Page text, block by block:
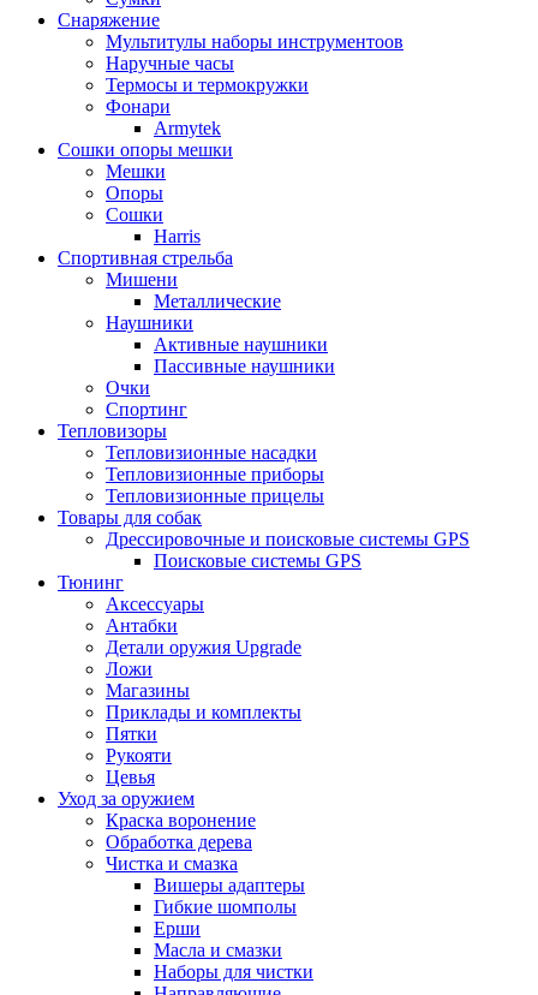
Снаряжение
Мультитулы наборы инструментоов
Наручные часы
Термосы и термокружки
Фонари
Armytek
Сошки опоры мешки
Мешки
Опоры
Сошки
Harris
Спортивная стрельба
Мишени
Металлические
Наушники
Активные наушники
Пассивные наушники
Очки
Спортинг
Тепловизоры
Тепловизионные насадки
Тепловизионные приборы
Тепловизионные прицелы
Товары для собак
Дрессировочные и поисковые системы GPS
Поисковые системы GPS
Тюнинг
Аксессуары
Антабки
Детали оружия Upgrade
Ложи
Магазины
Приклады и комплекты
Пятки
Рукояти
Цевья
Уход за оружием
Краска воронение
Обработка дерева
Чистка и смазка
Вишеры адаптеры
Гибкие шомполы
Ерши
Масла и смазки
Наборы для чистки